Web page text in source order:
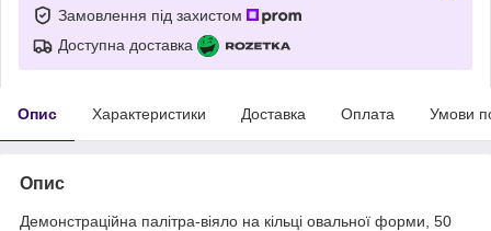
Замовлення під захистом
Доступна доставка
Опис Характеристики Доставка Оплата Умови
Опис
Демонстраційна палітра-віяло на кільці овальної форми, 50